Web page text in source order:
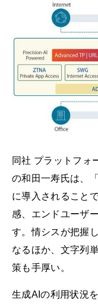
同社 プラットフォ
の和田一寿氏は、
に導入されること
感、エンドユーザ
す。情シスが把握
なるほか、文字列
策も手厚い。
生成AIの利用状況